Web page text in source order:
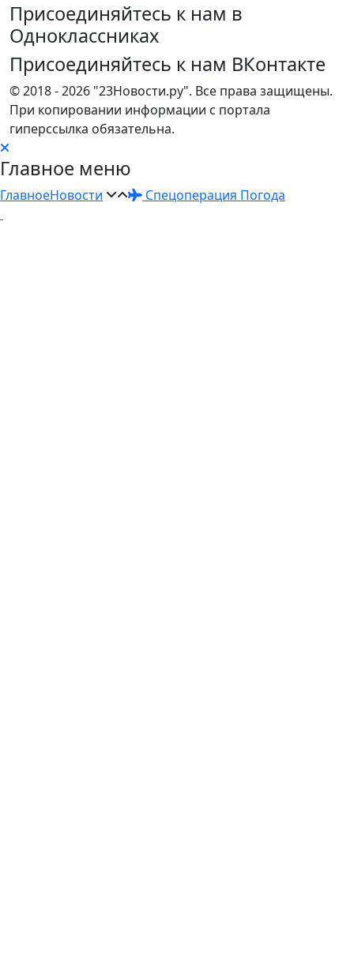
Присоединяйтесь к нам в
Одноклассниках
Присоединяйтесь к нам ВКонтакте
© 2018 - 2026 "23Новости.ру". Все права защищены.
При копировании информации с портала
гиперссылка обязательна.
Главное меню
ГлавноеНовости Спецоперация Погода